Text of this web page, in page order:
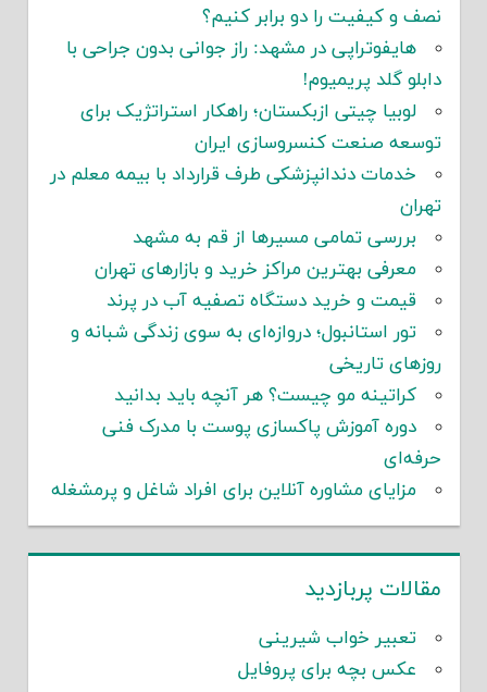
نصف و کیفیت را دو برابر کنیم؟
هایفوتراپی در مشهد: راز جوانی بدون جراحی با
دابلو گلد پریمیوم!
لوبیا چیتی ازبکستان؛ راهکار استراتژیک برای
توسعه صنعت کنسروسازی ایران
خدمات دندانپزشکی طرف قرارداد با بیمه معلم در
تهران
بررسی تمامی مسیرها از قم به مشهد
معرفی بهترین مراکز خرید و بازارهای تهران
قیمت و خرید دستگاه تصفیه آب در پرند
تور استانبول؛ دروازه‌ای به سوی زندگی شبانه و
روزهای تاریخی
کراتینه مو چیست؟ هر آنچه باید بدانید
دوره آموزش پاکسازی پوست با مدرک فنی
حرفه‌ای
مزایای مشاوره آنلاین برای افراد شاغل و پرمشغله
مقالات پربازدید
تعبیر خواب شیرینی
عکس بچه برای پروفایل